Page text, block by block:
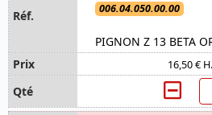
006.04.050.00.00
PIGNON Z 13 BETA
16,50 €